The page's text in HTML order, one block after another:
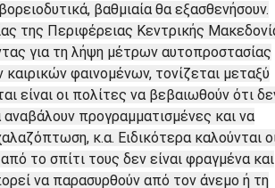
βαθμιαία θα εξασθενήσουν.
της Περιφέρειας Κεντρικής
για τη λήψη μέτρων αυτοπροστασίας
φαινομένων, τονίζεται μεταξύ
είναι οι πολίτες να βεβαιωθούν ότι
προγραμματισμένες και να
κ.α. Ειδικότερα καλούνται
το σπίτι τους δεν είναι φραγμένα και
να παρασυρθούν από τον άνεμο ή τη